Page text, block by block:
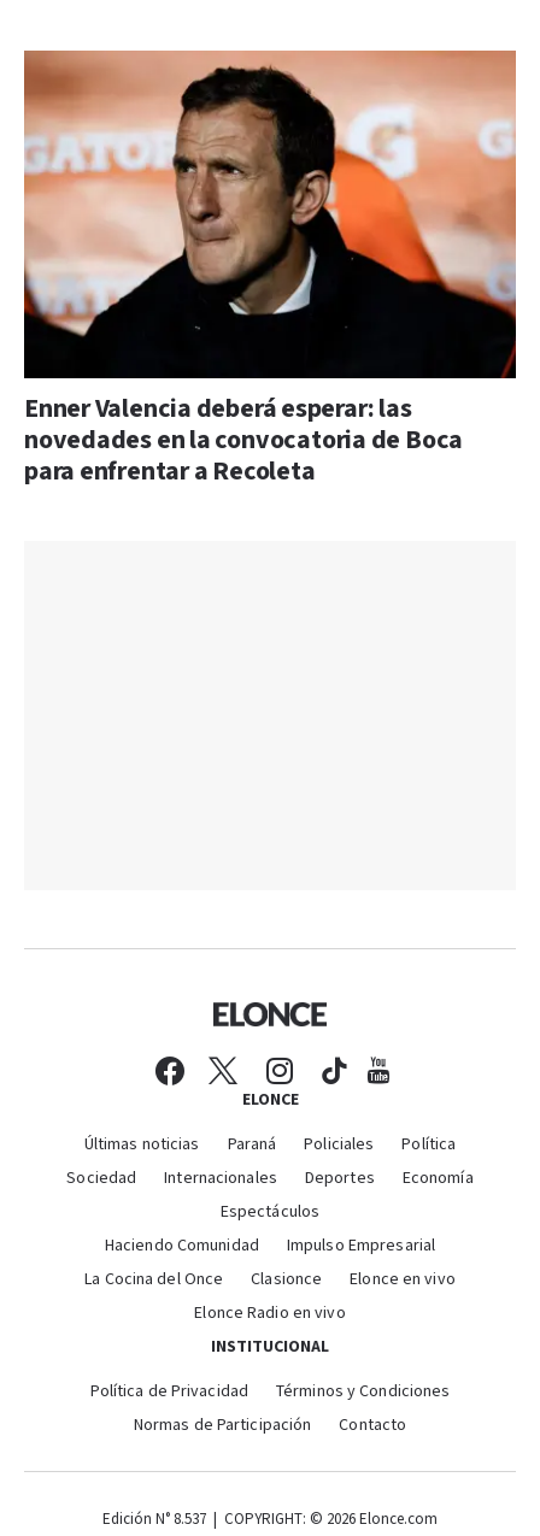
Enner Valencia deberá esperar: las
novedades en la convocatoria de Boca
para enfrentar a Recoleta
ELONCE
Últimas noticias Paraná Policiales
Política
Sociedad
Internacionales Deportes
Economía
Espectáculos
Haciendo Comunidad
Impulso Empresarial
La Cocina del Once
Clasionce
Elonce en vivo
Elonce Radio en vivo
INSTITUCIONAL
Política de Privacidad
Términos y Condiciones
Normas de Participación
Contacto
Edición N° 8.537 | COPYRIGHT: © 2026 Elonce.com